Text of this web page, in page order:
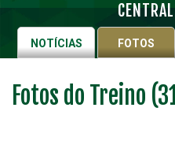
NOTÍCIAS FOTOS
Fotos do Treino